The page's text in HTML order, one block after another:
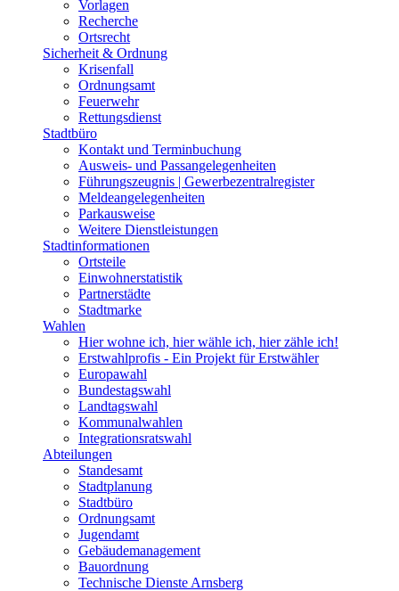
Vorlagen
Recherche
Ortsrecht
Sicherheit & Ordnung
Krisenfall
Ordnungsamt
Feuerwehr
Rettungsdienst
Stadtbüro
Kontakt und Terminbuchung
Ausweis- und Passangelegenheiten
Führungszeugnis | Gewerbezentralregister
Meldeangelegenheiten
Parkausweise
Weitere Dienstleistungen
Stadtinformationen
Ortsteile
Einwohnerstatistik
Partnerstädte
Stadtmarke
Wahlen
Hier wohne ich, hier wähle ich, hier zähle ich!
Erstwahlprofis - Ein Projekt für Erstwähler
Europawahl
Bundestagswahl
Landtagswahl
Kommunalwahlen
Integrationsratswahl
Abteilungen
Standesamt
Stadtplanung
Stadtbüro
Ordnungsamt
Jugendamt
Gebäudemanagement
Bauordnung
Technische Dienste Arnsberg